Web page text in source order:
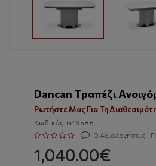
Dancan Τραπέζι
Ρωτήστε Μας Για Τη
Κωδικός: 649588
0 Αξιολογήσεις -
1,040.00€